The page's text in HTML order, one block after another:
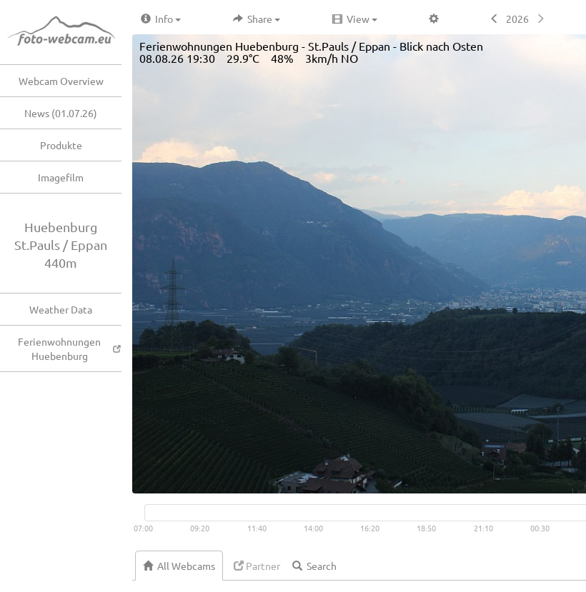
Webcam Overview
News (01.07.26)
Produkte
Imagefilm
Huebenburg
St.Pauls / Eppan
440m
Weather Data
Ferienwohnungen
Huebenburg
Info Share View 2026
Ferienwohnungen Huebenburg - St.Pauls / Eppan - Blick nach Osten
08.08.26 19:30 29.9°C 48% 3km/h NO
Live video available →
07:00 09:20 11:40 14:00 16:20 18:50 21:10 00:30
All Webcams Partner